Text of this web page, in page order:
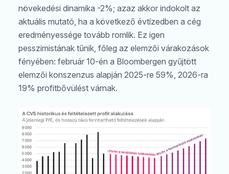
növekedési dinamika -2%; azaz akkor indokolt az
aktuális mutató, ha a következő évtízedben a cég
eredményessége tovább romlik. Ez igen
pesszimistának tűnik, főleg az elemzői várakozások
fényében: február 10-én a Bloombergen gyűjtött
elemzői konszenzus alapján 2025-re 59%, 2026-ra
19% profitbővülést várnak.